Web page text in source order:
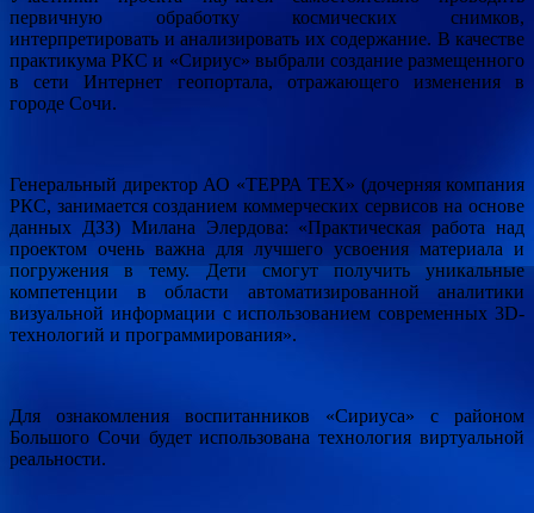
первичную обработку космических снимков,
интерпретировать и анализировать их содержание. В качестве
практикума РКС и «Сириус» выбрали создание размещенного
в сети Интернет геопортала, отражающего изменения в
городе Сочи.
Генеральный директор АО «ТЕРРА ТЕХ» (дочерняя компания
РКС, занимается созданием коммерческих сервисов на основе
данных ДЗЗ) Милана Элердова: «Практическая работа над
проектом очень важна для лучшего усвоения материала и
погружения в тему. Дети смогут получить уникальные
компетенции в области автоматизированной аналитики
визуальной информации с использованием современных 3D-
технологий и программирования».
Для ознакомления воспитанников «Сириуса» с районом
Большого Сочи будет использована технология виртуальной
реальности.